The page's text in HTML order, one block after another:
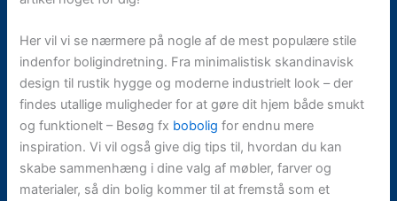
Her vil vi se nærmere på nogle af de mest populære stile
indenfor boligindretning. Fra minimalistisk skandinavisk
design til rustik hygge og moderne industrielt look – der
findes utallige muligheder for at gøre dit hjem både smukt
og funktionelt – Besøg fx bobolig for endnu mere
inspiration. Vi vil også give dig tips til, hvordan du kan
skabe sammenhæng i dine valg af møbler, farver og
materialer, så din bolig kommer til at fremstå som et